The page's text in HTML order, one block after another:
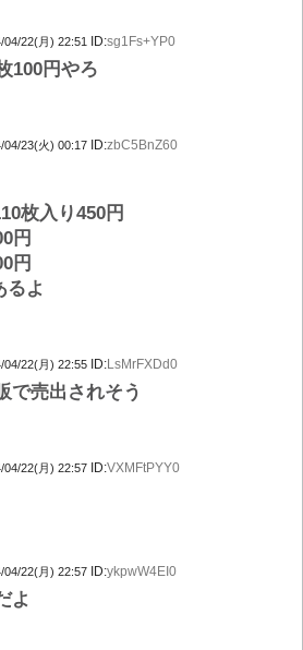
04/22(月) 22:51 ID:sg1Fs+YP0
100円やろ
04/23(火) 00:17 ID:zbC5BnZ60
枚入り450円
円
円
るよ
04/22(月) 22:55 ID:LsMrFXDd0
で売出されそう
04/22(月) 22:57 ID:VXMFtPYY0
04/22(月) 22:57 ID:ykpwW4EI0
よ